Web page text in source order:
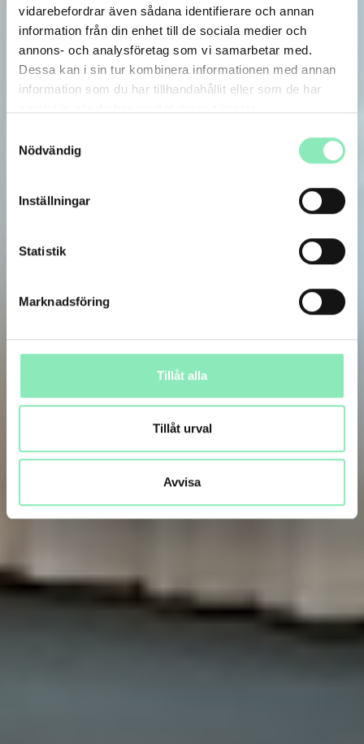
vidarebefordrar även sådana identifierare och annan
information från din enhet till de sociala medier och
annons- och analysföretag som vi samarbetar med.
Dessa kan i sin tur kombinera informationen med annan
information som du har tillhandahållit eller som de har
Nödvändig
Inställningar
Statistik
Marknadsföring
Tillåt alla
Tillåt urval
Avvisa